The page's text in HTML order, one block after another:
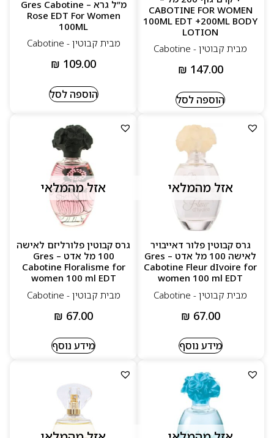
CABOTINE FOR WOMEN
100ML EDT +200ML BODY
LOTION
מבית קבוטין - Cabotine
₪ 147.00
הוספה לסל
מ”ל גרא – Gres Cabotine
Rose EDT For Women
100ML
מבית קבוטין - Cabotine
₪ 109.00
הוספה לסל
אזל מהמלאי
גרס קבוטין פלור דאייבויר
לאישה 100 מל אדט – Gres
Cabotine Fleur dIvoire for
women 100 ml EDT
מבית קבוטין - Cabotine
₪ 67.00
מידע נוסף
אזל מהמלאי
גרס קבוטין פלורליזם לאישה
100 מל אדט – Gres
Cabotine Floralisme for
women 100 ml EDT
מבית קבוטין - Cabotine
₪ 67.00
מידע נוסף